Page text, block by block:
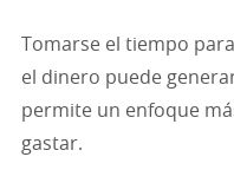
Tomarse el tiempo
el dinero puede
permite un enfoque
gastar.